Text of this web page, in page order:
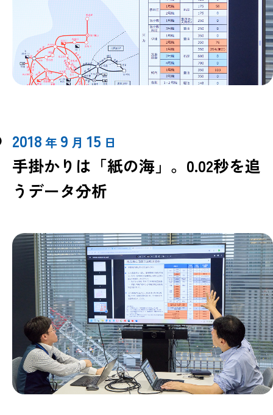
2018 年 9 月 15 日
手掛かりは「紙の海」。0.02秒を追
うデータ分析